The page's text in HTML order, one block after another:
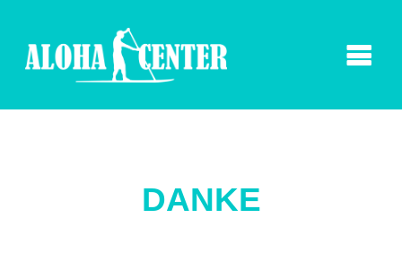
DANKE